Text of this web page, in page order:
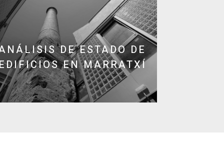
DE ESTADO DE
EN MARRATXÍ